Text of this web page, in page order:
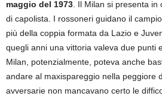
maggio del 1973 . Il Milan si presenta
di capolista. I rossoneri guidano il
più della coppia formata da Lazio e
quegli anni una vittoria valeva due punti
Milan, potenzialmente, poteva anche
andare al maxispareggio nella peggiore
avversarie non mancavano certo le